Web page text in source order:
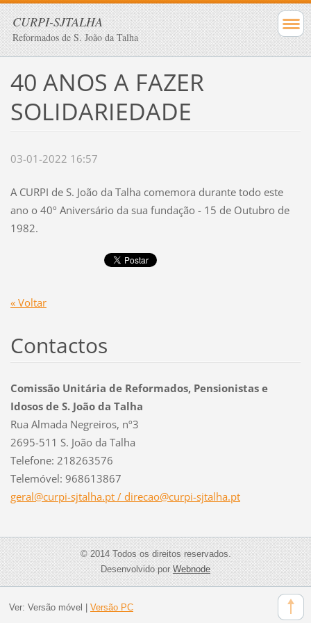
CURPI-SJTALHA
Reformados de S. João da Talha
40 ANOS A FAZER
SOLIDARIEDADE
03-01-2022 16:57
A CURPI de S. João da Talha comemora durante todo este
ano o 40º Aniversário da sua fundação - 15 de Outubro de
1982.
« Voltar
Contactos
Comissão Unitária de Reformados, Pensionistas e
Idosos de S. João da Talha
Rua Almada Negreiros, nº3
2695-511 S. João da Talha
Telefone: 218263576
Telemóvel: 968613867
geral@curpi-sjtalha.pt / direcao@curpi-sjtalha.pt
© 2014 Todos os direitos reservados.
Desenvolvido porWebnode
Ver: Versão móvel Versão PC